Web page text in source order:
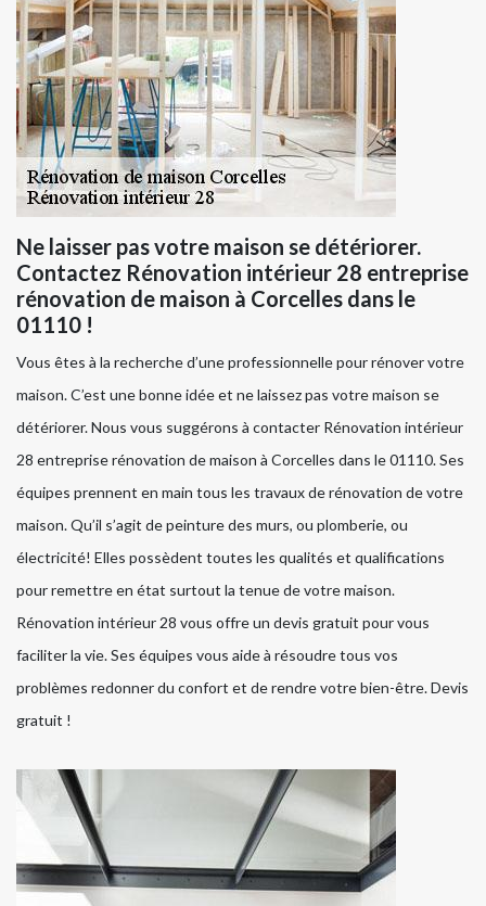
Ne laisser pas votre maison se détériorer.
Contactez Rénovation intérieur 28 entreprise
rénovation de maison à Corcelles dans le
01110 !
Vous êtes à la recherche d’une professionnelle pour rénover votre
maison. C’est une bonne idée et ne laissez pas votre maison se
détériorer. Nous vous suggérons à contacter Rénovation intérieur
28 entreprise rénovation de maison à Corcelles dans le 01110. Ses
équipes prennent en main tous les travaux de rénovation de votre
maison. Qu’il s’agit de peinture des murs, ou plomberie, ou
électricité! Elles possèdent toutes les qualités et qualifications
pour remettre en état surtout la tenue de votre maison.
Rénovation intérieur 28 vous offre un devis gratuit pour vous
faciliter la vie. Ses équipes vous aide à résoudre tous vos
problèmes redonner du confort et de rendre votre bien-être. Devis
gratuit !